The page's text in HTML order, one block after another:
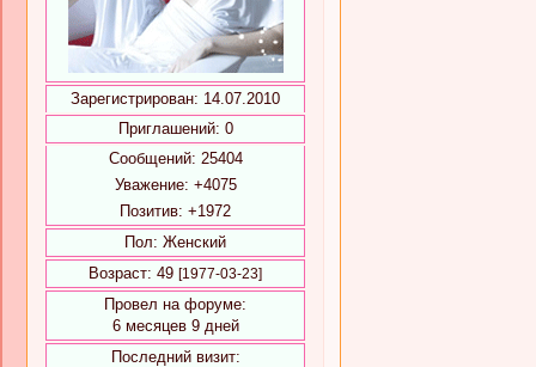
Зарегистрирован: 14.07.2010
Приглашений: 0
Сообщений: 25404
Уважение: +4075
Позитив: +1972
Пол: Женский
Возраст: 49 [1977-03-23]
Провел на форуме:
6 месяцев 9 дней
Последний визит: